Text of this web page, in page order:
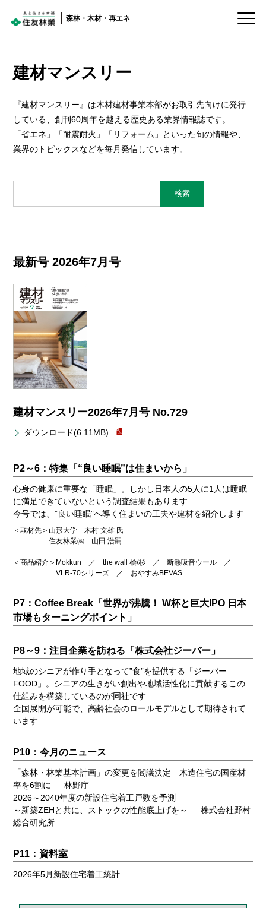
森林・木材・再エネ
建築
森林・木材・
海外住宅・
国内森林
海外森林
木材・建材流通
木に関するトータル
コーディネートサービス
お問い合わせ
建材マンスリー
『建材マンスリー』は木材建材事業本部がお取引先向けに発行
している、創刊60周年を越える歴史ある業界情報誌です。
「省エネ」「耐震耐火」「リフォーム」といった旬の情報や、
業界のトピックスなどを毎月発信しています。
最新号 2026年7月号
建材マンスリー2026年7月号 No.729
ダウンロード(6.11MB)
P2～6：特集「“良い睡眠”は住まいから」
心身の健康に重要な「睡眠」。しかし日本人の5人に1人は睡眠
に満足できていないという調査結果もあります
今号では、”良い睡眠”へ導く住まいの工夫や建材を紹介します
＜取材先＞ 山形大学 木村 文雄 氏
住友林業㈱ 山田 浩嗣
＜商品紹介＞ Mokkun ／ the wall 桧/杉 ／ 断熱吸音ウール ／
VLR-70シリーズ ／ おやすみBEVAS
P7：Coffee Break「世界が沸騰！ W杯と巨大IPO 日本
市場もターニングポイント」
P8～9：注目企業を訪ねる「株式会社ジーバー」
地域のシニアが作り手となって”食”を提供する「ジーバー
FOOD」。シニアの生きがい創出や地域活性化に貢献するこの
仕組みを構築しているのが同社です
全国展開が可能で、高齢社会のロールモデルとして期待されて
います
P10：今月のニュース
「森林・林業基本計画」の変更を閣議決定 木造住宅の国産材
率を6割に — 林野庁
2026～2040年度の新設住宅着工戸数を予測
～新築ZEHと共に、ストックの性能底上げを～ — 株式会社野村
総合研究所
P11：資料室
2026年5月新設住宅着工統計